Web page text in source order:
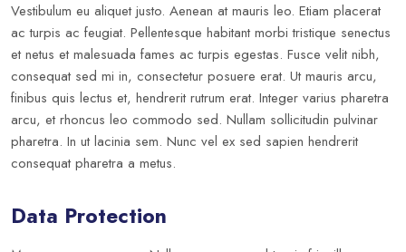
Vestibulum eu aliquet justo. Aenean at mauris leo. Etiam placerat
ac turpis ac feugiat. Pellentesque habitant morbi tristique senectus
et netus et malesuada fames ac turpis egestas. Fusce velit nibh,
consequat sed mi in, consectetur posuere erat. Ut mauris arcu,
finibus quis lectus et, hendrerit rutrum erat. Integer varius pharetra
arcu, et rhoncus leo commodo sed. Nullam sollicitudin pulvinar
pharetra. In ut lacinia sem. Nunc vel ex sed sapien hendrerit
consequat pharetra a metus.
Data Protection